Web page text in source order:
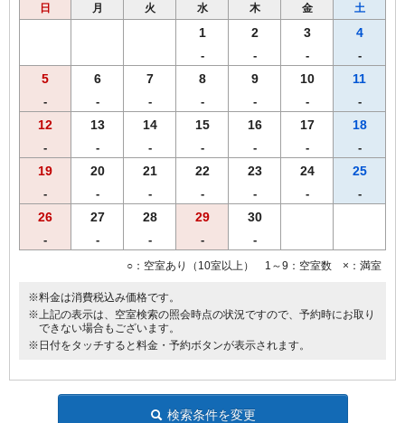
日 月 火 水 木 金 土
1
-
2
-
3
-
4
-
5
-
6
-
7
-
8
-
9
-
10
-
11
-
12
-
13
-
14
-
15
-
16
-
17
-
18
-
19
-
20
-
21
-
22
-
23
-
24
-
25
-
26
-
27
-
28
-
29
-
30
-
○：空室あり（10室以上） 1～9：空室数 ×：満室
※料金は消費税込み価格です。
※上記の表示は、空室検索の照会時点の状況ですので、予約時にお取り
できない場合もございます。
※日付をタッチすると料金・予約ボタンが表示されます。
検索条件を変更